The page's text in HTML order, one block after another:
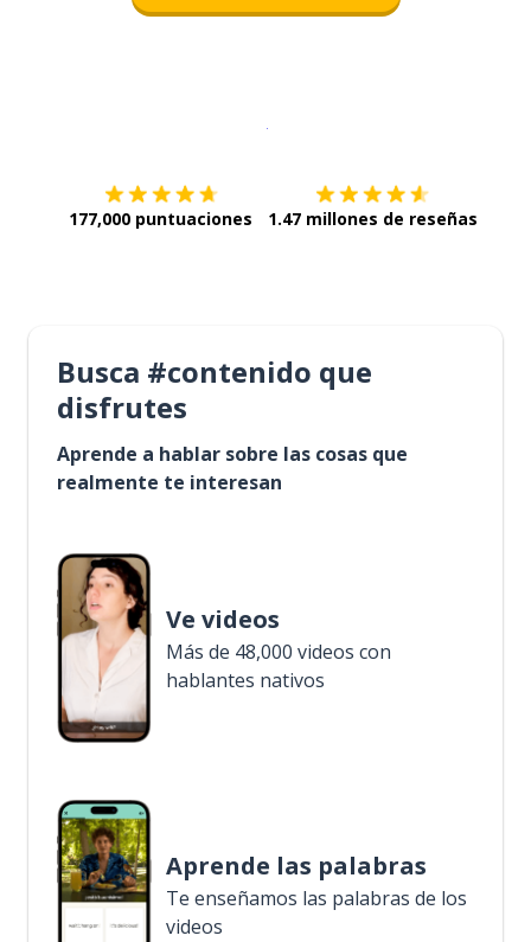
177,000 puntuaciones 1.47 millones de reseñas
Busca #contenido que
disfrutes
Aprende a hablar sobre las cosas que
realmente te interesan
Ve videos
Más de 48,000 videos con
hablantes nativos
Aprende las palabras
Te enseñamos las palabras de los
videos